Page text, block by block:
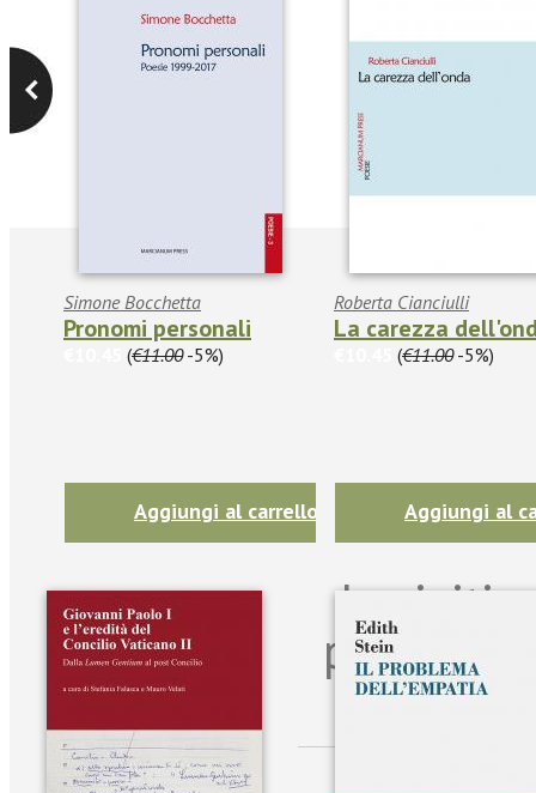
Simone Bocchetta
Pronomi personali
(€11.00-5%)
Aggiungi al carrello
Roberta Cianciulli
La carezza
(€11.00-5%)
Aggiungi al
Iscriviti
per
sulle